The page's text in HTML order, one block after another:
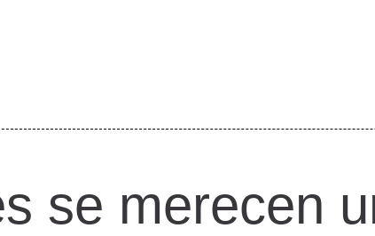
se merecen